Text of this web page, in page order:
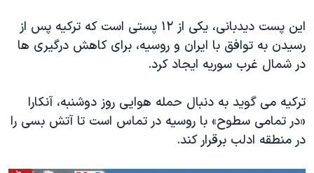
صفحه‌های ویژه
سفر پرزیدنت ترامپ به چین
این پست دیدبانی، یکی از ۱۲ پستی است که ترکیه پس از
رسیدن به توافق با ایران و روسیه، برای کاهش درگیری ها
در شمال غرب سوریه ایجاد کرد.
ترکیه می گوید به دنبال حمله هوایی روز دوشنبه، آنکارا
«در تمامی سطوح» با روسیه در تماس است تا آتش بسی را
در منطقه ادلب برقرار کند.